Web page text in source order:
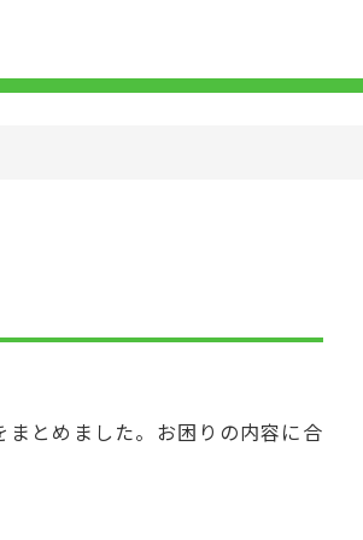
とめました。お困りの内容に合